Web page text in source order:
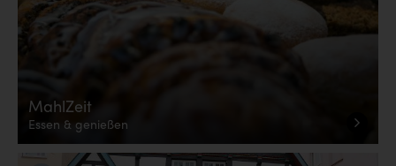
MahlZeit
Essen & genießen